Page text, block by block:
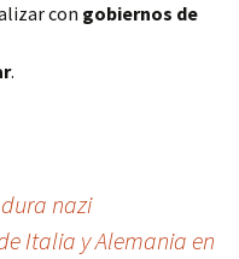
con gobiernos de
.
nazi
Italia y Alemania en